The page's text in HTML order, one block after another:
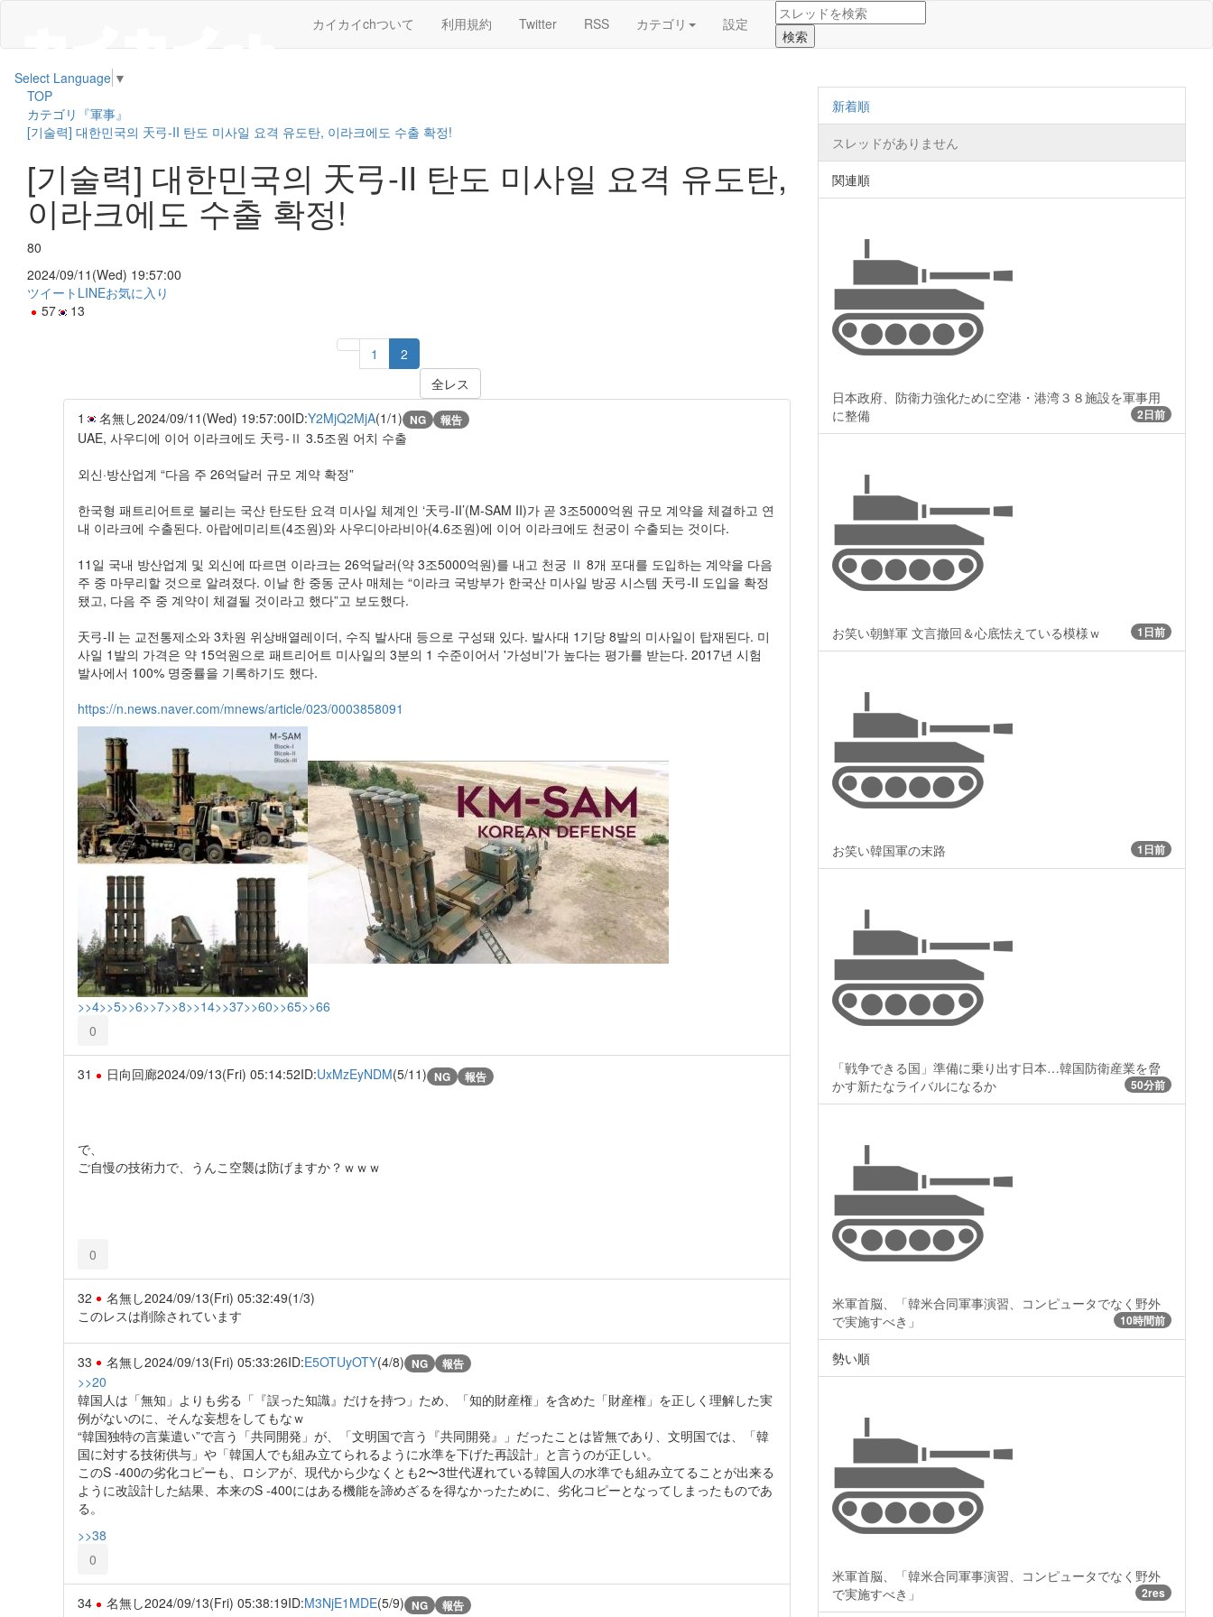
カイカイchついて 利用規約 Twitter RSS カテゴリ 設定
Select Language ▼
TOP
カテゴリ『軍事』
[기술력] 대한민국의 天弓-II 탄도 미사일 요격 유도탄, 이라크에도 수출 확정!
[기술력] 대한민국의 天弓-II 탄도 미사일 요격 유도탄,
이라크에도 수출 확정!
80
2024/09/11(Wed) 19:57:00
ツイート LINEお気に入り
57
13
1
2
全レス
1
名無し2024/09/11(Wed) 19:57:00ID:Y2MjQ2MjA(1/1) NG 報告
UAE, 사우디에 이어 이라크에도 天弓-Ⅱ 3.5조원 어치 수출
외신·방산업계 “다음 주 26억달러 규모 계약 확정”
한국형 패트리어트로 불리는 국산 탄도탄 요격 미사일 체계인 ‘天弓-II’(M-SAM II)가 곧 3조5000억원 규모 계약을 체결하고 연
내 이라크에 수출된다. 아랍에미리트(4조원)와 사우디아라비아(4.6조원)에 이어 이라크에도 천궁이 수출되는 것이다.
11일 국내 방산업계 및 외신에 따르면 이라크는 26억달러(약 3조5000억원)를 내고 천궁 Ⅱ 8개 포대를 도입하는 계약을 다음
주 중 마무리할 것으로 알려졌다. 이날 한 중동 군사 매체는 “이라크 국방부가 한국산 미사일 방공 시스템 天弓-II 도입을 확정
됐고, 다음 주 중 계약이 체결될 것이라고 했다”고 보도했다.
天弓-II 는 교전통제소와 3차원 위상배열레이더, 수직 발사대 등으로 구성돼 있다. 발사대 1기당 8발의 미사일이 탑재된다. 미
사일 1발의 가격은 약 15억원으로 패트리어트 미사일의 3분의 1 수준이어서 '가성비'가 높다는 평가를 받는다. 2017년 시험
발사에서 100% 명중률을 기록하기도 했다.
https://n.news.naver.com/mnews/article/023/0003858091
>>4>>5>>6>>7>>8>>14>>37>>60>>65>>66
0
31 日向回廊2024/09/13(Fri) 05:14:52ID:UxMzEyNDM(5/11) NG 報告
で、
ご自慢の技術力で、うんこ空襲は防げますか？ｗｗｗ
0
32 名無し2024/09/13(Fri) 05:32:49(1/3)
このレスは削除されています
33 名無し2024/09/13(Fri) 05:33:26ID:E5OTUyOTY(4/8) NG 報告
>>20
韓国人は「無知」よりも劣る「『誤った知識』だけを持つ」ため、「知的財産権」を含めた「財産権」を正しく理解した実
例がないのに、そんな妄想をしてもなｗ
“韓国独特の言葉遣い”で言う「共同開発」が、「文明国で言う『共同開発』」だったことは皆無であり、文明国では、「韓
国に対する技術供与」や「韓国人でも組み立てられるように水準を下げた再設計」と言うのが正しい。
このS -400の劣化コピーも、ロシアが、現代から少なくとも2〜3世代遅れている韓国人の水準でも組み立てることが出来る
ように改設計した結果、本来のS -400にはある機能を諦めざるを得なかったために、劣化コピーとなってしまったものであ
る。
>>38
0
34 名無し2024/09/13(Fri) 05:38:19ID:M3NjE1MDE(5/9) NG 報告
新着順
スレッドがありません
関連順
日本政府、防衛力強化ために空港・港湾３８施設を軍事用
に整備
2日前
お笑い朝鮮軍 文言撤回＆心底怯えている模様ｗ 1日前
お笑い韓国軍の末路 1日前
「戦争できる国」準備に乗り出す日本…韓国防衛産業を脅
かす新たなライバルになるか
50分前
米軍首脳、「韓米合同軍事演習、コンピュータでなく野外
で実施すべき」
10時間前
勢い順
米軍首脳、「韓米合同軍事演習、コンピュータでなく野外
で実施すべき」
2res